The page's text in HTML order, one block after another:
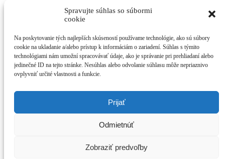
Spravujte súhlas so súbormi
cookie
Na poskytovanie tých najlepších skúseností používame technológie, ako sú súbory
cookie na ukladanie a/alebo prístup k informáciám o zariadení. Súhlas s týmito
technológiami nám umožní spracovávať údaje, ako je správanie pri prehliadaní alebo
jedinečné ID na tejto stránke. Nesúhlas alebo odvolanie súhlasu môže nepriaznivo
ovplyvniť určité vlastnosti a funkcie.
Prijať
Odmietnúť
Zobraziť predvoľby
Email
Telefónne číslo*
Ako Vás máme kontaktovať*
Emailom
Odoslať